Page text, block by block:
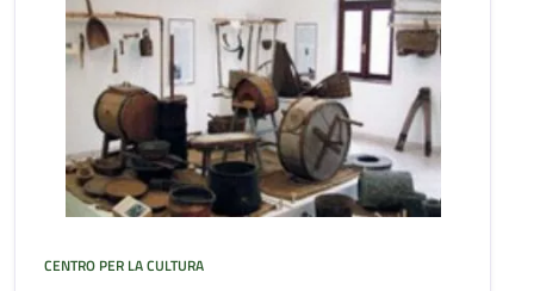
CENTRO PER LA CULTURA